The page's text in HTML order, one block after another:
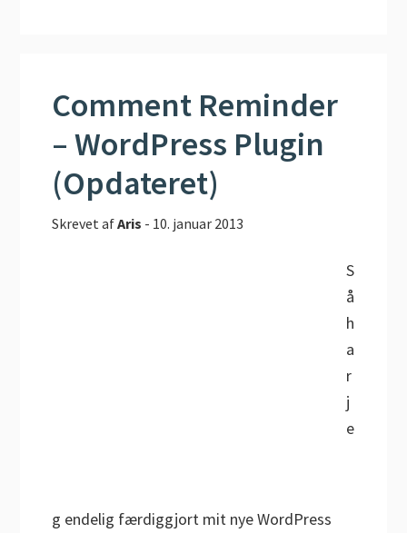
Comment Reminder
– WordPress Plugin
(Opdateret)
Skrevet afAris - 10. januar 2013
S
å
h
a
r
j
e
g endelig færdiggjort mit nye WordPress